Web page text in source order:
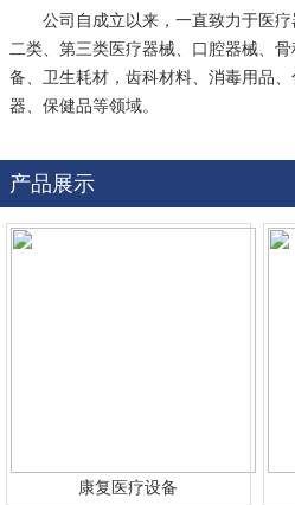
公司自成立以来，一直致力于医疗
二类、第三类医疗器械、口腔器械、
备、卫生耗材，齿科材料、消毒用品
器、保健品等领域。
产品展示
康复医疗设备